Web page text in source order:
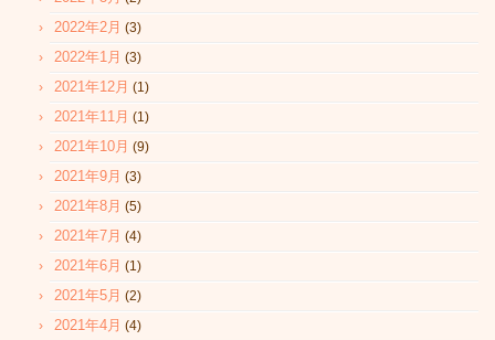
2022年2月 (3)
2022年1月 (3)
2021年12月 (1)
2021年11月 (1)
2021年10月 (9)
2021年9月 (3)
2021年8月 (5)
2021年7月 (4)
2021年6月 (1)
2021年5月 (2)
2021年4月 (4)